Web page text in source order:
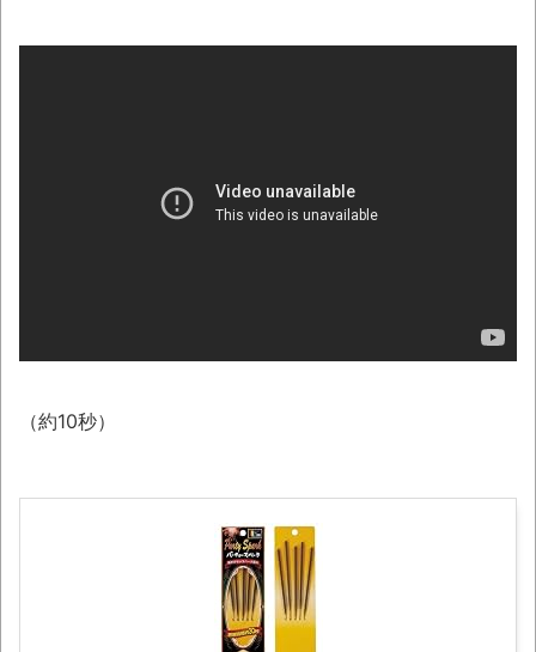
【悲報】太鼓の達人、お馴染みのフォント
08/08NEWS!! 高市首相の熊本視察「PR動
地・熊本に届ける劇的逆転勝利とか KDDI、
ンドーミュージアム、公式ページ以外で購入し
たチケットは無効にとか
「ぞわっとした…」カルディで売っているコ
ーヒーのパッケージが“一瞬怖い”と話題に
（約10秒）